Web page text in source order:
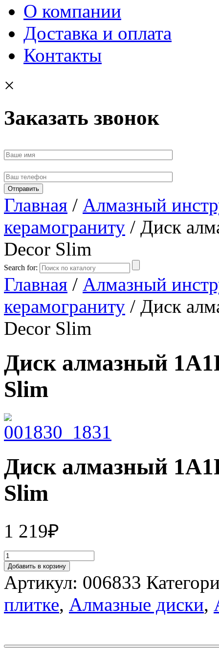
О компании
Доставка и оплата
Контакты
×
Заказать звонок
Главная / Алмазный
керамограниту / Диск
Decor Slim
Search for:
Главная / Алмазный
керамограниту / Диск
Decor Slim
Диск алмазный
Slim
Диск алмазный
Slim
1 219₽
Добавить в корзину
Артикул: 006833
плитке, Алмазные диски,